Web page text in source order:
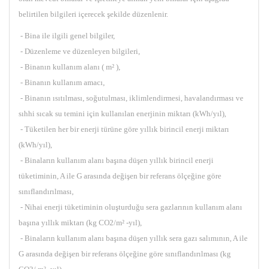
belirtilen bilgileri içerecek şekilde düzenlenir.
- Bina ile ilgili genel bilgiler,
- Düzenleme ve düzenleyen bilgileri,
- Binanın kullanım alanı ( m² ),
- Binanın kullanım amacı,
- Binanın ısıtılması, soğutulması, iklimlendirmesi, havalandırması ve
sıhhi sıcak su temini için kullanılan enerjinin miktarı (kWh/yıl),
- Tüketilen her bir enerji türüne göre yıllık birincil enerji miktarı
(kWh/yıl),
- Binaların kullanım alanı başına düşen yıllık birincil enerji
tüketiminin, A ile G arasında değişen bir referans ölçeğine göre
sınıflandırılması,
- Nihai enerji tüketiminin oluşturduğu sera gazlarının kullanım alanı
başına yıllık miktarı (kg CO2/m² -yıl),
- Binaların kullanım alanı başına düşen yıllık sera gazı salımının, A ile
G arasında değişen bir referans ölçeğine göre sınıflandırılması (kg